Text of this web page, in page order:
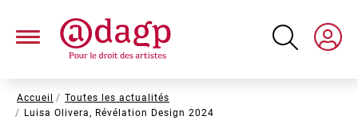
contenu
Fil
Accueil
Toutes les actualités
Luisa Olivera, Révélation Design 2024